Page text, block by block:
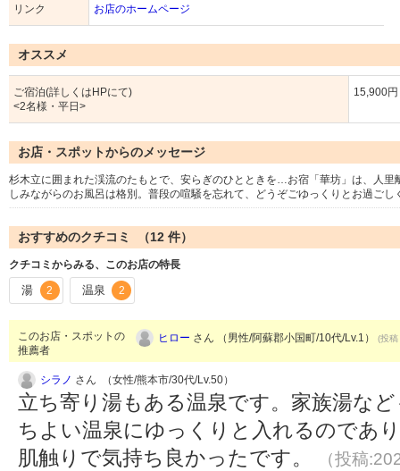
リンク お店のホームページ
オススメ
ご宿泊(詳しくはHPにて)
<2名様・平日>
15,900
お店・スポットからのメッセージ
杉木立に囲まれた渓流のたもとで、安らぎのひとときを…お宿「華坊」は、人
しみながらのお風呂は格別。普段の喧騒を忘れて、どうぞごゆっくりとお過ごし
おすすめのクチコミ （12 件）
クチコミからみる、このお店の特長
湯 2 温泉 2
このお店・スポットの
推薦者
ヒロー さん （男性/阿蘇郡小国町/10代/Lv.1） (投
シラノ さん （女性/熊本市/30代/Lv.50）
立ち寄り湯もある温泉です。家族湯な
ちよい温泉にゆっくりと入れるのであ
肌触りで気持ち良かったです。
（投稿